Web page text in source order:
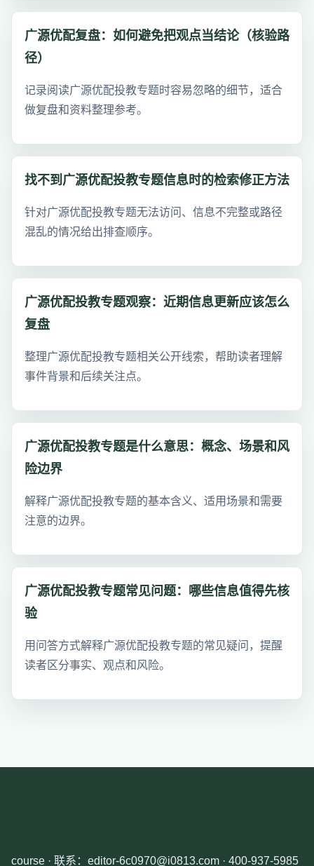
广源优配复盘：如何避免把观点当结论（核验路
径）
记录阅读广源优配投教专题时容易忽略的细节，适合
做复盘和资料整理参考。
找不到广源优配投教专题信息时的检索修正方法
针对广源优配投教专题无法访问、信息不完整或路径
混乱的情况给出排查顺序。
广源优配投教专题观察：近期信息更新应该怎么
复盘
整理广源优配投教专题相关公开线索，帮助读者理解
事件背景和后续关注点。
广源优配投教专题是什么意思：概念、场景和风
险边界
解释广源优配投教专题的基本含义、适用场景和需要
注意的边界。
广源优配投教专题常见问题：哪些信息值得先核
验
用问答方式解释广源优配投教专题的常见疑问，提醒
读者区分事实、观点和风险。
course · 联系：editor-6c0970@i0813.com · 400-937-5985